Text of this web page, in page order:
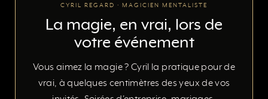
CYRIL REGARD · MAGICIEN MENTALISTE
La magie, en vrai, lors de
votre événement
Vous aimez la magie ? Cyril la pratique pour de
vrai, à quelques centimètres des yeux de vos